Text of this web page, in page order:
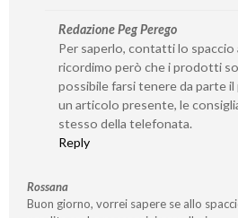
Redazione Peg Perego
Per saperlo, contatti lo spaccio
ricordimo però che i prodotti
possibile farsi tenere da parte
un articolo presente, le
stesso della telefonata.
Reply
Rossana
Buon giorno, vorrei sapere se allo